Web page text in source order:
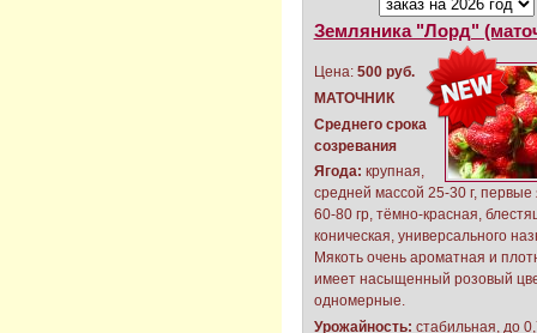
Земляника "Лорд"
Цена: 500 руб.
МАТОЧНИК
Среднего срока
созревания
Ягода: крупная,
средней массой 25-30 г, первые
60-80 гр, тёмно-красная,
коническая, универсального
Мякоть очень ароматная и
имеет насыщенный розовый
одномерные.
Урожайность: стабильная, до